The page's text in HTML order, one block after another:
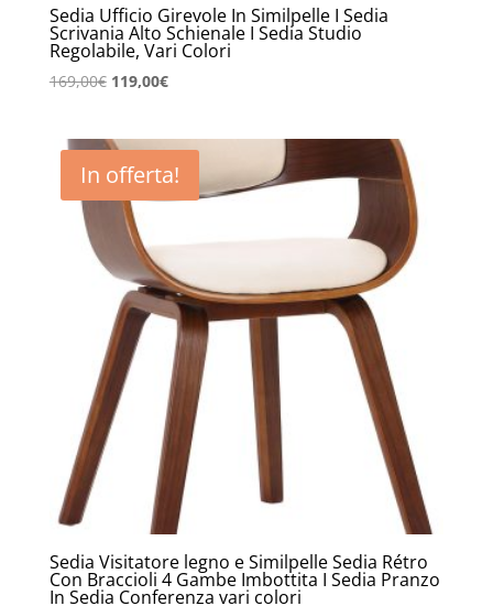
Sedia Ufficio Girevole In Similpelle I Sedia
Scrivania Alto Schienale I Sedia Studio
Regolabile, Vari Colori
169,00€ Il
era:
169,00€.
119,00€Il
è:
119,00€.
In offerta!
Sedia Visitatore legno e Similpelle Sedia Rétro
Con Braccioli 4 Gambe Imbottita I Sedia Pranzo
In Sedia Conferenza vari colori